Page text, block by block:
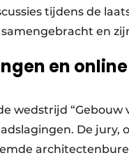
tijdens de
en
en
wedstrijd
De jury,